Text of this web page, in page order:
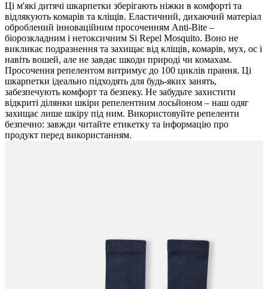
Ці м'які дитячі шкарпетки зберігають ніжки в комфорті та
відлякують комарів та кліщів. Еластичний, дихаючий матеріал
оброблений інноваційним просоченням Anti-Bite –
біорозкладним і нетоксичним Si Repel Mosquito. Воно не
викликає подразнення та захищає від кліщів, комарів, мух, ос і
навіть вошей, але не завдає шкоди природі чи комахам.
Просочення репелентом витримує до 100 циклів прання. Ці
шкарпетки ідеально підходять для будь-яких занять,
забезпечують комфорт та безпеку. Не забудьте захистити
відкриті ділянки шкіри репелентним лосьйоном – наш одяг
захищає лише шкіру під ним. Використовуйте репеленти
безпечно: завжди читайте етикетку та інформацію про
продукт перед використанням.